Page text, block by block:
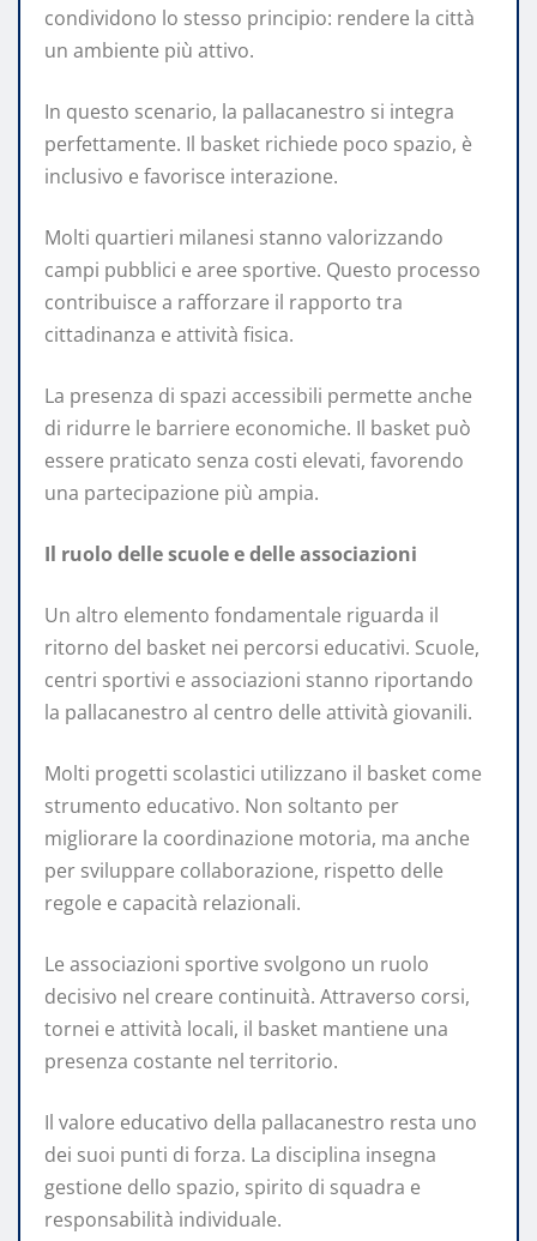
condividono lo stesso principio: rendere la città
un ambiente più attivo.
In questo scenario, la pallacanestro si integra
perfettamente. Il basket richiede poco spazio, è
inclusivo e favorisce interazione.
Molti quartieri milanesi stanno valorizzando
campi pubblici e aree sportive. Questo processo
contribuisce a rafforzare il rapporto tra
cittadinanza e attività fisica.
La presenza di spazi accessibili permette anche
di ridurre le barriere economiche. Il basket può
essere praticato senza costi elevati, favorendo
una partecipazione più ampia.
Il ruolo delle scuole e delle associazioni
Un altro elemento fondamentale riguarda il
ritorno del basket nei percorsi educativi. Scuole,
centri sportivi e associazioni stanno riportando
la pallacanestro al centro delle attività giovanili.
Molti progetti scolastici utilizzano il basket come
strumento educativo. Non soltanto per
migliorare la coordinazione motoria, ma anche
per sviluppare collaborazione, rispetto delle
regole e capacità relazionali.
Le associazioni sportive svolgono un ruolo
decisivo nel creare continuità. Attraverso corsi,
tornei e attività locali, il basket mantiene una
presenza costante nel territorio.
Il valore educativo della pallacanestro resta uno
dei suoi punti di forza. La disciplina insegna
gestione dello spazio, spirito di squadra e
responsabilità individuale.